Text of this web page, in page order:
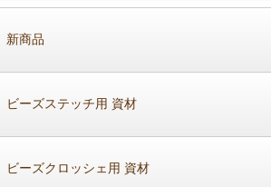
新商品
ビーズステッチ用 資材
ビーズクロッシェ用 資材